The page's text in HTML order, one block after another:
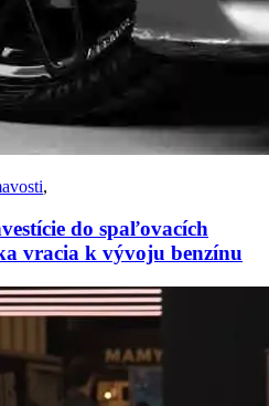
,
do spaľovacích
vracia k vývoju benzínu